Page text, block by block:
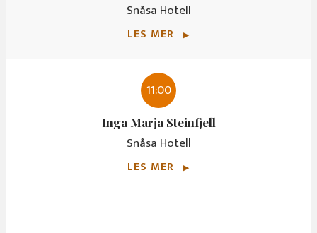
Snåsa Hotell
LES MER ▶
11:00
Inga Marja Steinfjell
Snåsa Hotell
LES MER ▶